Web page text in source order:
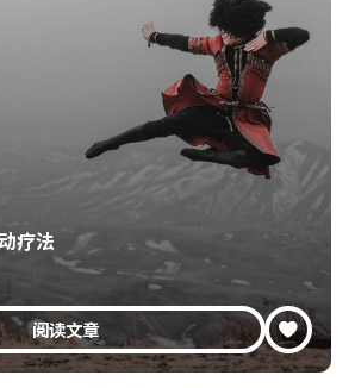
疗法
阅读文章